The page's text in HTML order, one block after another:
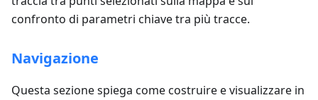
confronto di parametri chiave tra più tracce.
Navigazione
Questa sezione spiega come costruire e visualizzare in